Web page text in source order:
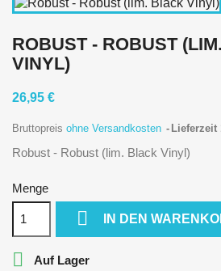
ROBUST - ROBUST
VINYL)
26,95 €
Bruttopreis ohne Versandkosten Lieferzeit
Robust - Robust (lim. Black Vinyl)
Menge
 IN DEN
 Auf Lager